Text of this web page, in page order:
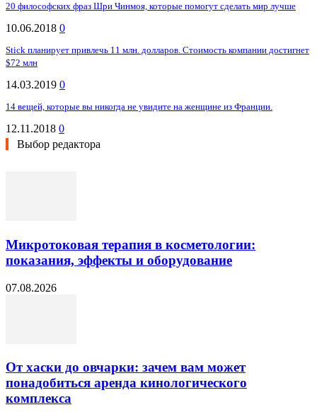
20 философских фраз Шри Чинмоя, которые помогут сделать мир лучше
10.06.2018 0
Stick планирует привлечь 11 млн. долларов. Стоимость компании достигнет
$72 млн
14.03.2019 0
14 вещей, которые вы никогда не увидите на женщине из Франции.
12.11.2018 0
Выбор редактора
Микротоковая терапия в косметологии:
показания, эффекты и оборудование
07.08.2026
От хаски до овчарки: зачем вам может
понадобиться аренда кинологического
комплекса